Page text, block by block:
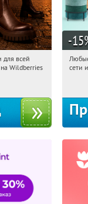
Получили:
для всей
Wildberries
-15
сети